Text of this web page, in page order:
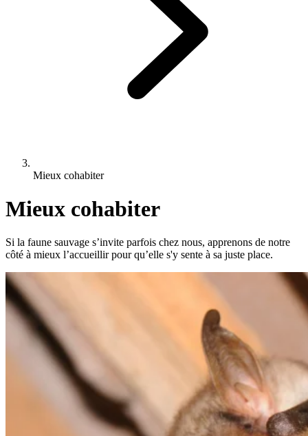
Mieux cohabiter
Mieux cohabiter
Si la faune sauvage s’invite parfois chez nous, apprenons de notre
côté à mieux l’accueillir pour qu’elle s'y sente à sa juste place.